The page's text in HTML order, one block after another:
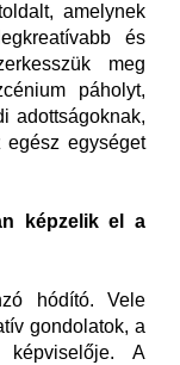
amelynek
és
meg
páholyt,
adottságoknak,
egész egységet
képzelik el a
hódító. Vele
gondolatok, a
A